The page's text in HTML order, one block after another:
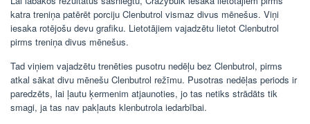
katra treniņa patērēt porciju Clenbutrol vismaz divus mēnešus. Viņi
iesaka rotējošu devu grafiku. Lietotājiem vajadzētu lietot Clenbutrol
pirms treniņa divus mēnešus.
Tad viņiem vajadzētu trenēties pusotru nedēļu bez Clenbutrol, pirms
atkal sākat divu mēnešu Clenbutrol režīmu. Pusotras nedēļas periods ir
paredzēts, lai ļautu ķermenim atjaunoties, jo tas netiks strādāts tik
smagi, ja tas nav pakļauts klenbutrola iedarbībai.